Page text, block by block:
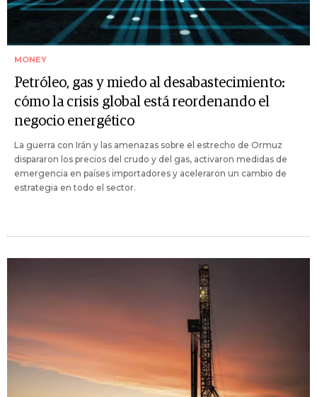
MONEY
Petróleo, gas y miedo al desabastecimiento:
cómo la crisis global está reordenando el
negocio energético
La guerra con Irán y las amenazas sobre el estrecho de Ormuz
dispararon los precios del crudo y del gas, activaron medidas de
emergencia en países importadores y aceleraron un cambio de
estrategia en todo el sector.